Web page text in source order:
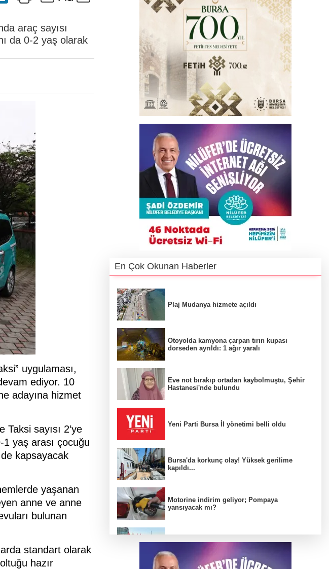
araç sayısı
da 0-2 yaş olarak
uygulaması,
ediyor. 10
adayına hizmet
sayısı 2’ye
1 yaş arası çocuğu
kapsayacak
yaşanan
anne ve anne
bulunan
standart olarak
hazır
En Çok Okunan Haberler
Plaj Mudanya hizmete açıldı
Otoyolda kamyona çarpan tırın kupası
dorseden ayrıldı: 1 ağır yaralı
Eve not bırakıp ortadan kaybolmuştu, Şehir
Hastanesi'nde bulundu
Yeni Parti Bursa İl yönetimi belli oldu
Bursa'da korkunç olay! Yüksek gerilime
kapıldı...
Motorine indirim geliyor; Pompaya
yansıyacak mı?